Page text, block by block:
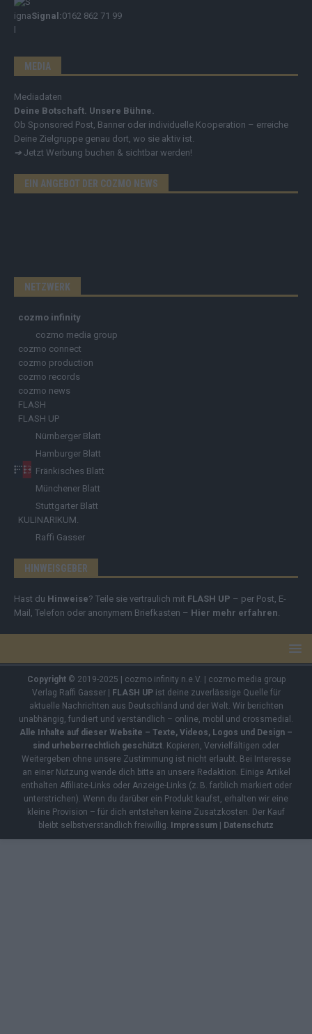
Signal:0162 862 71 99
MEDIA
Mediadaten
Deine Botschaft. Unsere Bühne.
Ob Sponsored Post, Banner oder individuelle Kooperation – erreiche
Deine Zielgruppe genau dort, wo sie aktiv ist.
➔ Jetzt Werbung buchen & sichtbar werden!
EIN ANGEBOT DER COZMO NEWS
NETZWERK
cozmo infinity
cozmo media group
cozmo connect
cozmo production
cozmo records
cozmo news
FLASH
FLASH UP
Nürnberger Blatt
Hamburger Blatt
Fränkisches Blatt
Münchener Blatt
Stuttgarter Blatt
KULINARIKUM.
Raffi Gasser
HINWEISGEBER
Hast du Hinweise? Teile sie vertraulich mit FLASH UP – per Post, E-
Mail, Telefon oder anonymem Briefkasten – Hier mehr erfahren
Copyright© 2019-2025 | cozmo infinity n.e.V. | cozmo media group
Verlag Raffi Gasser | FLASH UPist deine zuverlässige Quelle für
aktuelle Nachrichten aus Deutschland und der Welt. Wir berichten
unabhängig, fundiert und verständlich – online, mobil und crossmedial.
Alle Inhalte auf dieser Website – Texte, Videos, Logos und Design –
sind urheberrechtlich geschützt . Kopieren, Vervielfältigen oder
Weitergeben ohne unsere Zustimmung ist nicht erlaubt. Bei Interesse
an einer Nutzung wende dich bitte an unsere Redaktion. Einige Artikel
enthalten Affiliate-Links oder Anzeige-Links (z. B. farblich markiert oder
unterstrichen). Wenn du darüber ein Produkt kaufst, erhalten wir eine
kleine Provision – für dich entstehen keine Zusatzkosten. Der Kauf
bleibt selbstverständlich freiwillig. Impressum | Datenschutz